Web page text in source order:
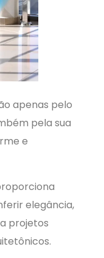
apenas pelo
pela sua
e
elegância,
projetos